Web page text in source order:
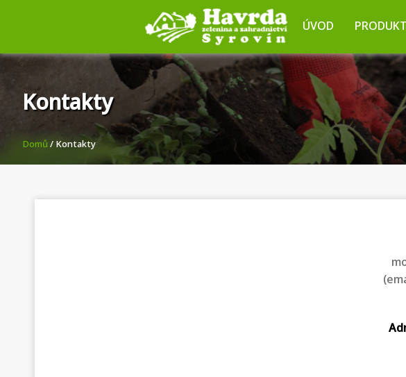
ÚVOD
Kontakty
Domů / Kontakty